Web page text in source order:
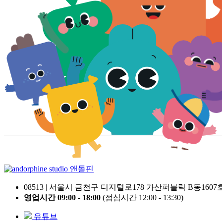
앤돌핀
08513 | 서울시 금천구 디지털로178 가산퍼블릭 B동1607
영업시간 09:00 - 18:00 (점심시간 12:00 - 13:30)
유튜브